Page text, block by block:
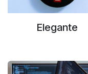
Elegante